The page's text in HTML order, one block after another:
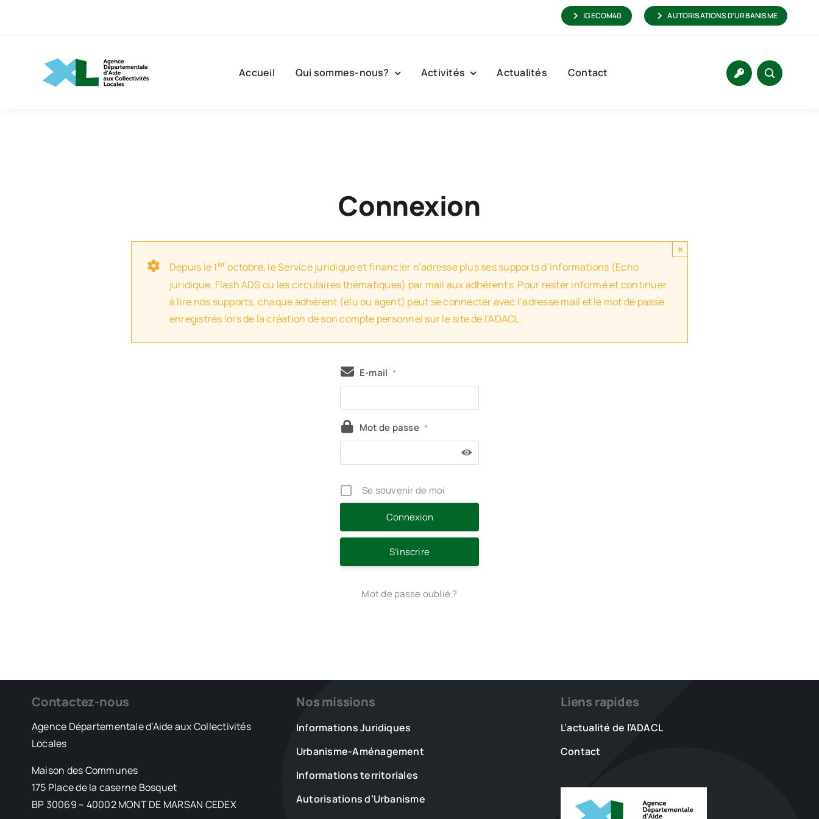
IGECOM40 AUTORISATIONS D’URBANISME
Accueil Qui sommes-nous? Activités Actualités Contact
Connexion
Depuis le 1eroctobre, le Service juridique et financier n’adresse plus ses supports d’informations (Echo
juridique, Flash ADS ou les circulaires thématiques) par mail aux adhérents. Pour rester informé et continuer
à lire nos supports, chaque adhérent (élu ou agent) peut se connecter avec l’adresse mail et le mot de passe
enregistrés lors de la création de son compte personnel sur le site de l’ADACL.
×
E-mail *
Mot de passe *
Se souvenir de moi
S’inscrire
Mot de passe oublié ?
Contactez-nous
Agence Départementale d’Aide aux Collectivités
Locales
Maison des Communes
175 Place de la caserne Bosquet
BP 30069 – 40002 MONT DE MARSAN CEDEX
Nos missions
Informations Juridiques
Urbanisme-Aménagement
Informations territoriales
Autorisations d’Urbanisme
Liens rapides
L’actualité de l’ADACL
Contact